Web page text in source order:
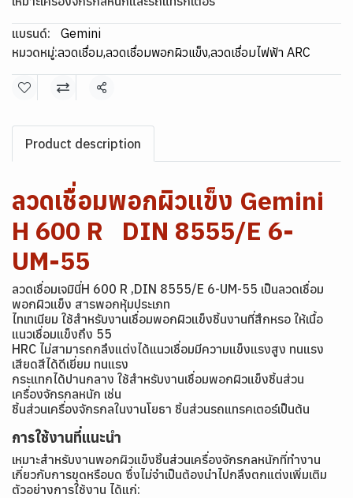
แบรนด์:
Gemini
หมวดหมู่:ลวดเชื่อม,ลวดเชื่อมพอกผิวแข็ง,ลวดเชื่อมไฟฟ้า ARC
แชร์
Product description
ลวดเชื่อมพอกผิวแข็ง Gemini
H 600 R DIN 8555/E 6-
UM-55
ลวดเชื่อมเจมินี่H 600 R ,DIN 8555/E 6-UM-55 เป็นลวดเชื่อม
พอกผิวแข็ง สารพอกหุ้มประเภท
ไทเทเนียม ใช้สำหรับงานเชื่อมพอกผิวแข็งชิ้นงานที่สึกหรอ ให้เนื้อ
แนวเชื่อมแข็งถึง 55
HRC ไม่สามารถกลึงแต่งได้แนวเชื่อมมีความแข็งแรงสูง ทนแรง
เสียดสีได้ดีเยี่ยม ทนแรง
กระแทกได้ปานกลาง ใช้สำหรับงานเชื่อมพอกผิวแข็งชิ้นส่วน
เครื่องจักรกลหนัก เช่น
ชิ้นส่วนเครื่องจักรกลในงานโยธา ชิ้นส่วนรถแทรคเตอร์เป็นต้น
การใช้งานที่แนะนำ
เหมาะสำหรับงานพอกผิวแข็งชิ้นส่วนเครื่องจักรกลหนักที่ทำงาน
เกี่ยวกับการขุดหรือบด ซึ่งไม่จำเป็นต้องนำไปกลึงตกแต่งเพิ่มเติม
ตัวอย่างการใช้งาน ได้แก่: